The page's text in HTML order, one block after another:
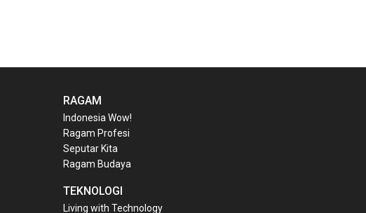
RAGAM
Indonesia Wow!
Ragam Profesi
Seputar Kita
Ragam Budaya
TEKNOLOGI
Living with Technology